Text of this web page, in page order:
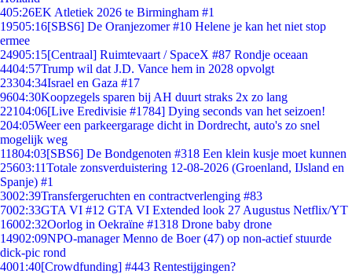
405:26EK Atletiek 2026 te Birmingham #1
19505:16[SBS6] De Oranjezomer #10 Helene je kan het niet stop
ermee
24905:15[Centraal] Ruimtevaart / SpaceX #87 Rondje oceaan
4404:57Trump wil dat J.D. Vance hem in 2028 opvolgt
23304:34Israel en Gaza #17
9604:30Koopzegels sparen bij AH duurt straks 2x zo lang
22104:06[Live Eredivisie #1784] Dying seconds van het seizoen!
204:05Weer een parkeergarage dicht in Dordrecht, auto's zo snel
mogelijk weg
11804:03[SBS6] De Bondgenoten #318 Een klein kusje moet kunnen
25603:11Totale zonsverduistering 12-08-2026 (Groenland, IJsland en
Spanje) #1
3002:39Transfergeruchten en contractverlenging #83
7002:33GTA VI #12 GTA VI Extended look 27 Augustus Netflix/YT
16002:32Oorlog in Oekraïne #1318 Drone baby drone
14902:09NPO-manager Menno de Boer (47) op non-actief stuurde
dick-pic rond
4001:40[Crowdfunding] #443 Rentestijgingen?